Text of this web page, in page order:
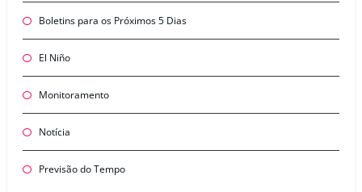
Boletins para os Próximos 5 Dias
El Niño
Monitoramento
Notícia
Previsão do Tempo